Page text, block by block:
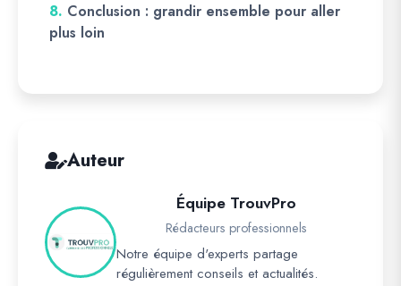
8. Conclusion : grandir ensemble pour aller
plus loin
Auteur
Équipe TrouvPro
Rédacteurs professionnels
Notre équipe d'experts partage
régulièrement conseils et actualités.